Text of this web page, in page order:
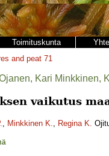
Toimituskunta
and peat 71
Kari Minkkinen,
vaikutus
, Minkkinen K., Regina K.